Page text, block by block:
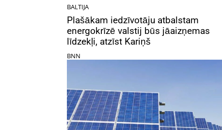
BALTIJA
Plašākam iedzīvotāju atbalstam
energokrīzē valstij būs jāaizņemas
līdzekļi, atzīst Kariņš
BNN